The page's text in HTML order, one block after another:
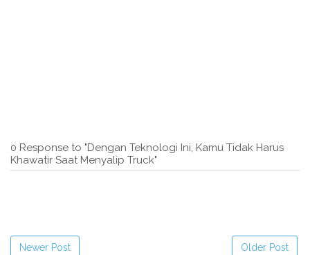
0 Response to "Dengan Teknologi Ini, Kamu Tidak Harus
Khawatir Saat Menyalip Truck"
Newer Post Older Post